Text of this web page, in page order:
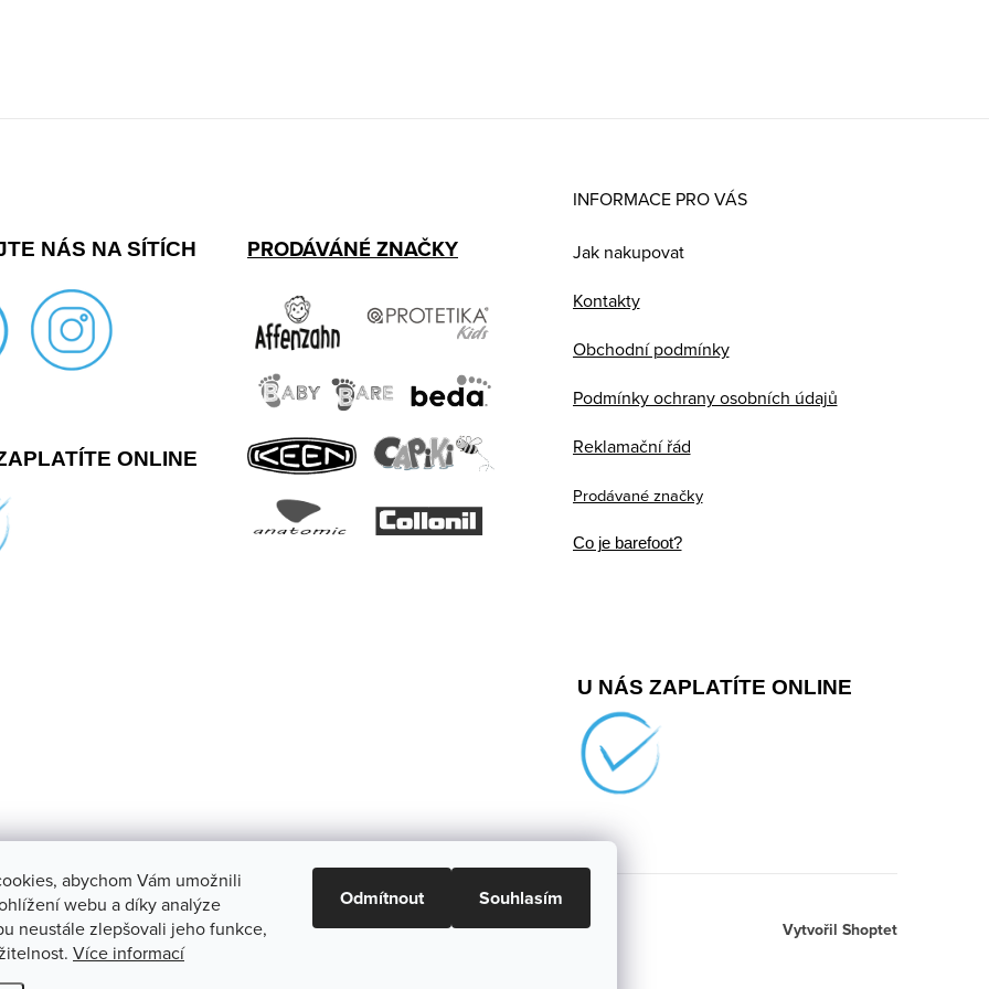
abychom Vám umožnili
webu a díky analýze
neustále zlepšovali jeho funkce,
Více informací
Odmítnout Souhlasím
NÁS NA SÍTÍCH
ONLINE
PRODÁVÁNÉ ZNAČKY
INFORMACE PRO VÁS
Jak nakupovat
Kontakty
Obchodní podmínky
Podmínky ochrany osobních údajů
Reklamační řád
Prodávané značky
Co je barefoot?
U NÁS ZAPLATÍTE ONLINE
Vytvořil Shoptet
Upravit nastavení cookies